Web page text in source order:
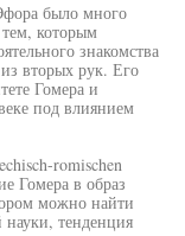
было много
которым
знакомства
вторых рук. Его
Гомера и
под влиянием
romischen
Гомера в образ
можно найти
тенденция